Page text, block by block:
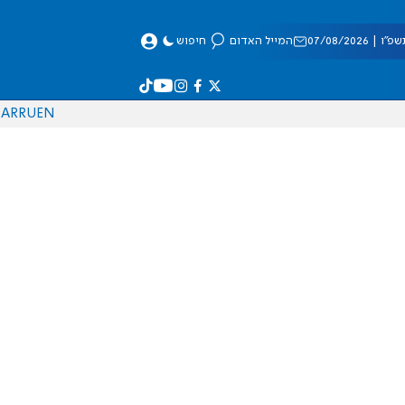
08/2026 המייל האדום חיפוש
EN
RU
AR